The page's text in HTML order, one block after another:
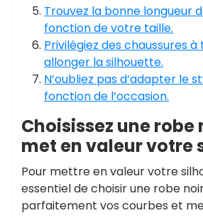
Trouvez la bonne longueur
fonction de votre taille.
Privilégiez des chaussures
allonger la silhouette.
N’oubliez pas d’adapter le
fonction de l’occasion.
Choisissez une robe
met en valeur votre
Pour mettre en valeur votre
essentiel de choisir une robe
parfaitement vos courbes et